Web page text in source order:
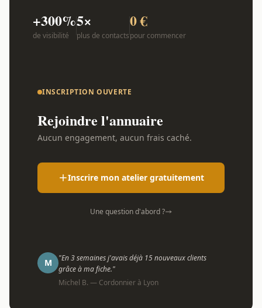
+300%
de visibilité
5×
plus de contacts
0 €
pour commencer
INSCRIPTION OUVERTE
Rejoindre l'annuaire
Aucun engagement, aucun frais caché.
Inscrire mon atelier gratuitement
Une question d'abord ?
M
"En 3 semaines j'avais déjà 15 nouveaux clients
grâce à ma fiche."
Michel B. — Cordonnier à Lyon